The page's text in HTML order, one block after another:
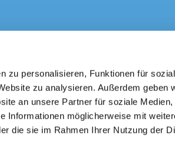
zu personalisieren, Funktionen für
zu analysieren. Außerdem geben
an unsere Partner für soziale Medien,
Informationen möglicherweise mit
die sie im Rahmen Ihrer Nutzung der
Pfarrei St. Johannes der Täufer
50, 13589 Berlin
030 – 373 22 16
johannes-spandau.de
|Datenschutzhinweise|Erzbistum Berlin